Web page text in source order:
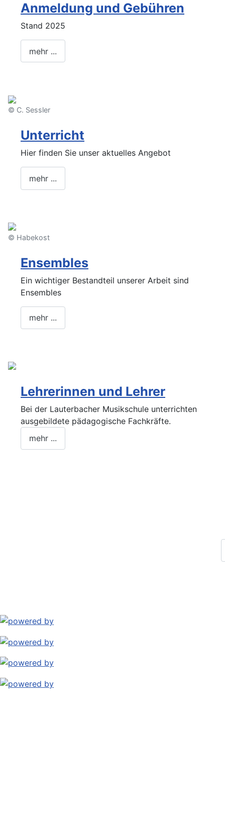
Anmeldung und Gebühren
Stand 2025
mehr ...
© C. Sessler
Unterricht
Hier finden Sie unser aktuelles Angebot
mehr ...
© Habekost
Ensembles
Ein wichtiger Bestandteil unserer Arbeit sind
Ensembles
mehr ...
Lehrerinnen und Lehrer
Bei der Lauterbacher Musikschule unterrichten
ausgebildete pädagogische Fachkräfte.
mehr ...